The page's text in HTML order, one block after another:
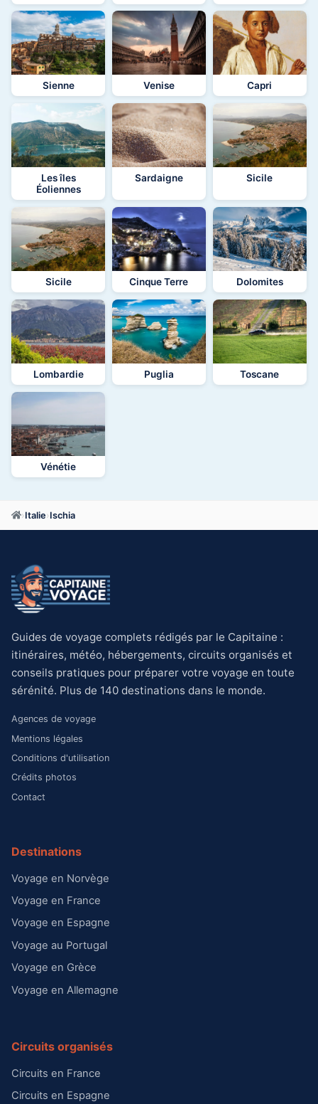
Sienne Venise Capri
Les îles
Éoliennes
Sardaigne Sicile
Sicile Cinque Terre Dolomites
Lombardie Puglia Toscane
Vénétie
› Italie› Ischia
Guides de voyage complets rédigés par le Capitaine :
itinéraires, météo, hébergements, circuits organisés et
conseils pratiques pour préparer votre voyage en toute
sérénité. Plus de 140 destinations dans le monde.
Agences de voyage
Mentions légales
Conditions d'utilisation
Crédits photos
Contact
Destinations
Voyage en Norvège
Voyage en France
Voyage en Espagne
Voyage au Portugal
Voyage en Grèce
Voyage en Allemagne
Circuits organisés
Circuits en France
Circuits en Espagne